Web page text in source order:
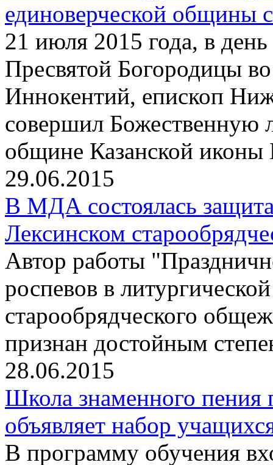
единоверческой общины
21 июля 2015 года, в
Пресвятой Богородицы
Иннокентий, епископ
совершил Божественную
общине Казанской
29.06.2015
В МДА состоялась
Лексинском
Автор работы
роспевов в
старообрядческого
признан достойным
28.06.2015
Школа знаменного
объявляет набор
В программу обучения